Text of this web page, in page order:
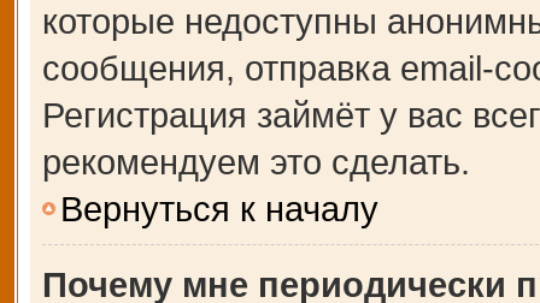
которые недоступны
сообщения, отправка email-
Регистрация займёт у вас
рекомендуем это сделать.
Вернуться к началу
Почему мне периодически